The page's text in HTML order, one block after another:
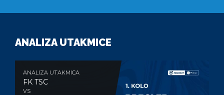
ANALIZA UTAKMICE
ANALIZA UTAKMICA
FK TSC
VS